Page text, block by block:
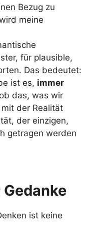
Bezug zu
meine
für plausible,
Das bedeutet:
ist es, immer
das, was wir
der Realität
der einzigen,
getragen werden
ist keine